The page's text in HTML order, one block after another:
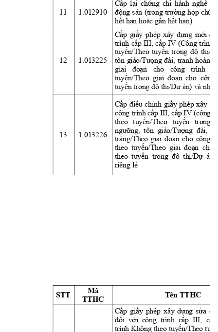
11 1.012910
Cấp lại chứng chỉ hành nghề
động sản (trong trường hợp
hết hạn hoặc gần hết hạn)
12 1.013225
Cấp giấy phép xây dựng mới
trình cấp III, cấp IV (Công trình
tuyến/Theo tuyến trong đô thị/
tôn giáo/Tượng đài, tranh hoành
giai
đoạn cho công trình
tuyến/Theo giai đoạn cho  công
tuyến trong đô thị/Dự án) và nhà
13 1.013226
Cấp điều chỉnh giấy phép xây
công trình cấp III, cấp IV (công
theo
tuyến/Theo tuyến trong
ngưỡng,
  tôn
giáo/Tượng đài,
tráng/Theo giai đoạn cho công
theo tuyến/Theo giai đoạn
  cho
theo tuyến
  trong
đô thị/Dự
riêng lẻ
STT
Mã
TTHC
Tên TTHC
Cấp giấy phép xây dựng sửa
đối với
  công  trình
cấp
  III,
cấp
trình Không theo tuyến/Theo